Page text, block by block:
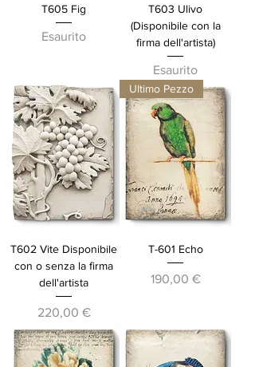
T605 Fig
Esaurito
T603 Ulivo
(Disponibile con la
firma dell'artista)
Esaurito
T602 Vite Disponibile
con o senza la firma
dell'artista
Prezzo
220,00 €
Ultimo Pezzo
T-601 Echo
Prezzo
190,00 €